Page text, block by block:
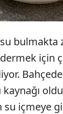
bulmakta
için
içmeye